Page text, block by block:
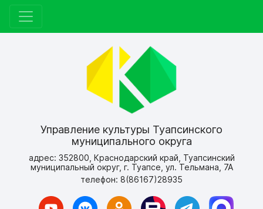
Управление культуры Туапсинского
муниципального округа
адрес: 352800, Краснодарский край, Туапсинский
муниципальный округ, г. Туапсе, ул. Тельмана, 7А
телефон: 8(86167)28935